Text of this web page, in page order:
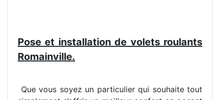
Pose et installation de volets roulants
Romainville.
Que vous soyez un particulier qui souhaite tout